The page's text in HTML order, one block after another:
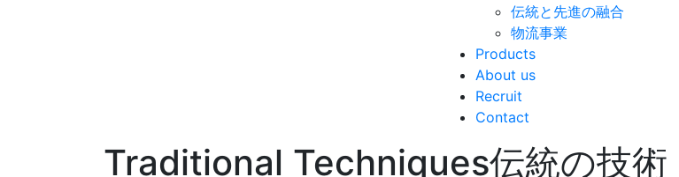
伝統と先進の融合
物流事業
Products
About us
Recruit
Contact
Traditional Techniques伝統の技術